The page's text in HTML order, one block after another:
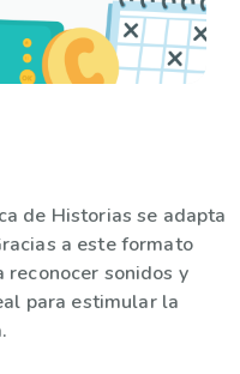
de Historias se adapta
a este formato
reconocer sonidos y
para estimular la